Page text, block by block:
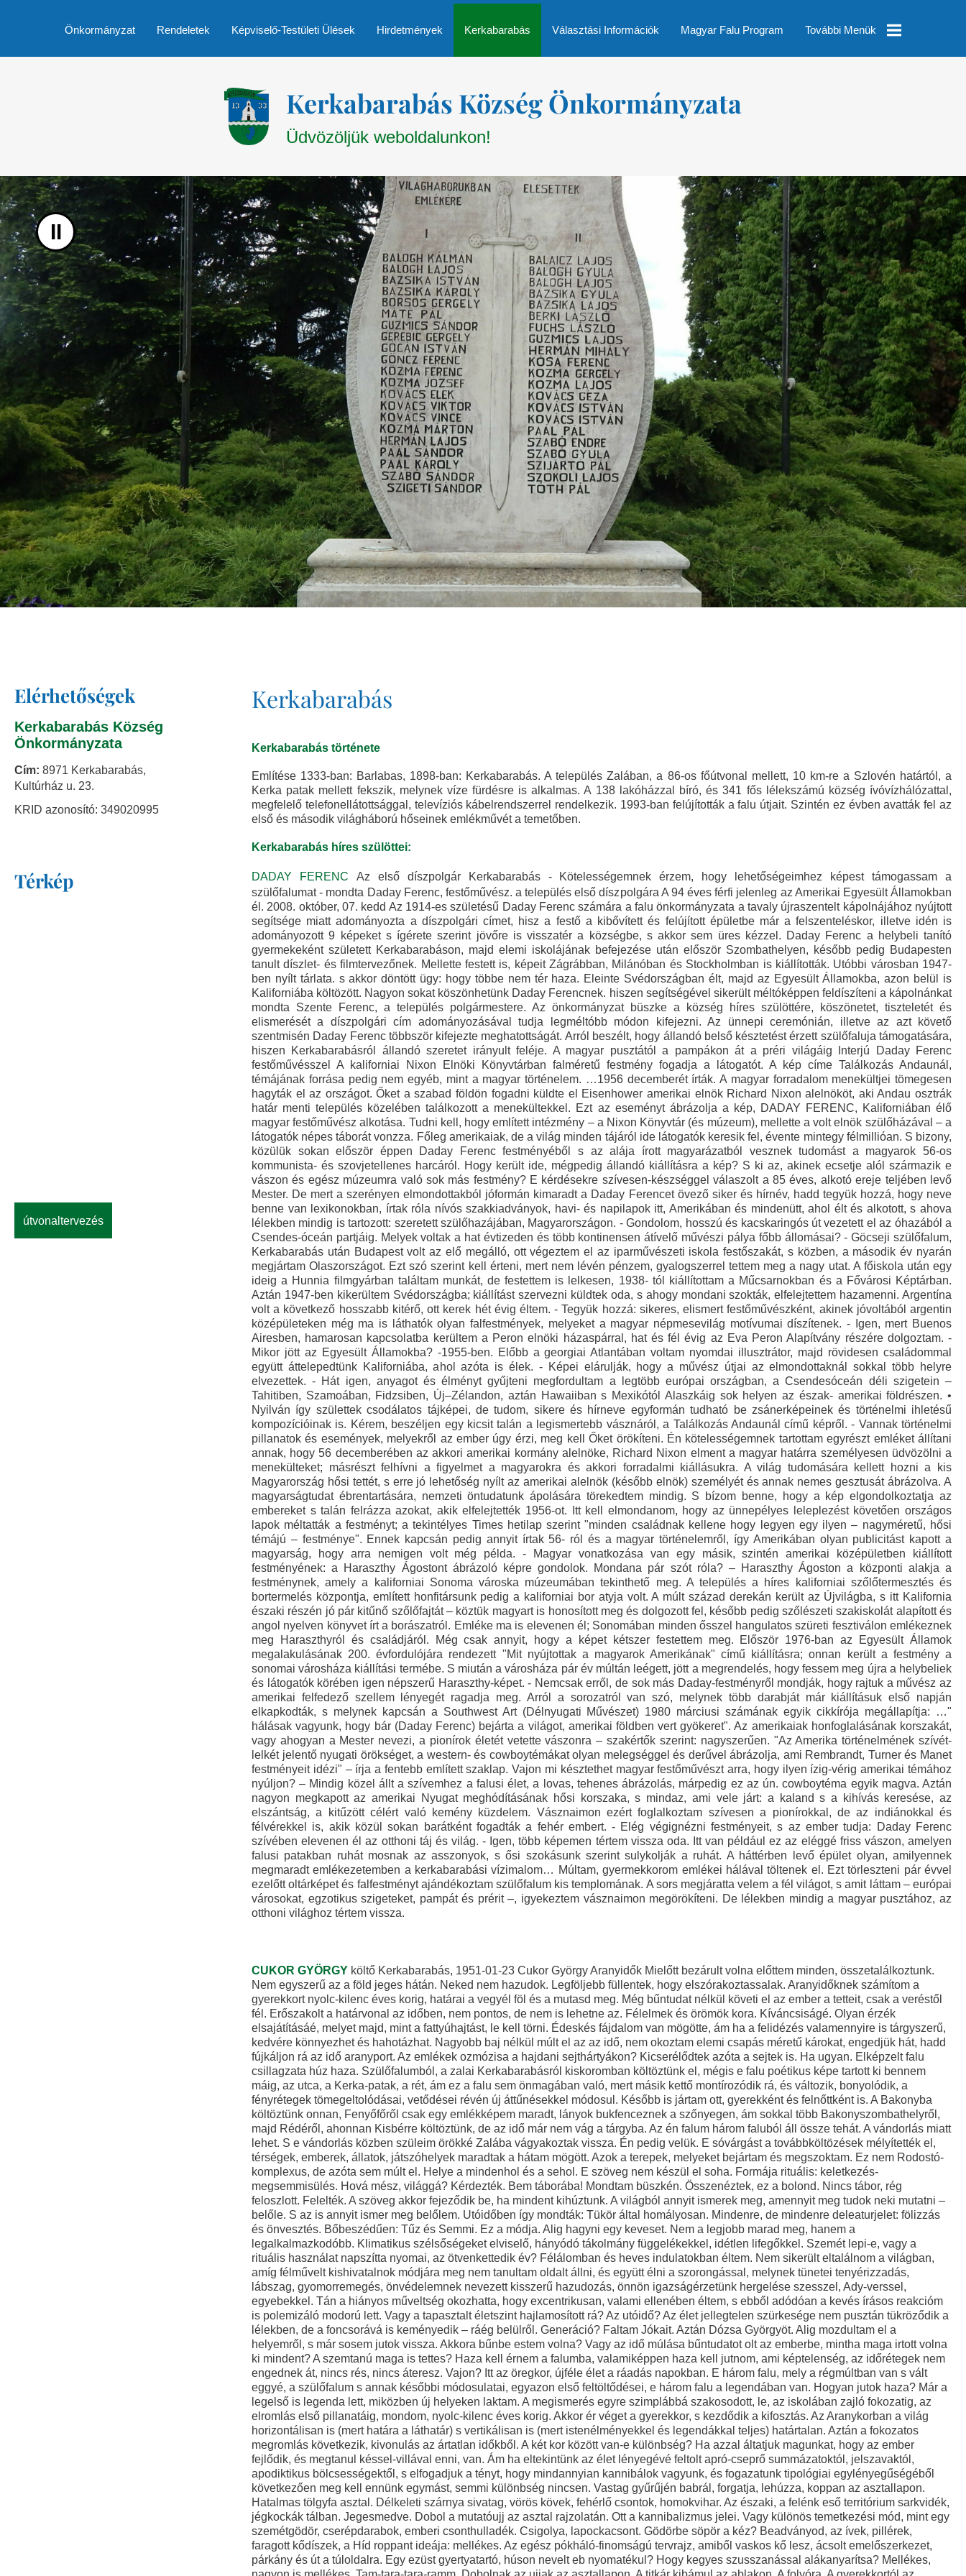
Önkormányzat Rendeletek Képviselő-Testületi Ülések Hirdetmények Kerkabarabás Választási Információk Magyar Falu Program További Menük
Rendelet
Módosítás
Pályázatok
Nyomtatványok
Kerkabarabás
Térkép
Választások
Egészségügy
Óvoda
Vallás
Szálláshelyek
Elérhetőségek
Galéria
Kerkabarabás Község Önkormányzata
Üdvözöljük weboldalunkon!
II
Elérhetőségek
Kerkabarabás Község
Önkormányzata
Cím: 8971 Kerkabarabás,
Kultúrház u. 23.
KRID azonosító: 349020995
Térkép
útvonaltervezés
Kerkabarabás
Kerkabarabás története
Említése 1333-ban: Barlabas, 1898-ban: Kerkabarabás. A település Zalában, a 86-os főútvonal mellett, 10 km-re a Szlovén határtól, a
Kerka patak mellett fekszik, melynek víze fürdésre is alkalmas. A 138 lakóházzal bíró, és 341 fős lélekszámú község ívóvízhálózattal,
megfelelő telefonellátottsággal, televíziós kábelrendszerrel rendelkezik. 1993-ban felújították a falu útjait. Szintén ez évben avatták fel az
első és második világháború hőseinek emlékművét a temetőben.
Kerkabarabás híres szülöttei:
DADAY FERENC
Az első díszpolgár Kerkabarabás - Kötelességemnek érzem, hogy lehetőségeimhez képest támogassam a
szülőfalumat - mondta Daday Ferenc, festőművész. a település első díszpolgára A 94 éves férfi jelenleg az Amerikai Egyesült Államokban
él. 2008. október, 07. kedd Az 1914-es születésű Daday Ferenc számára a falu önkormányzata a tavaly újraszentelt kápolnájához nyújtott
segítsége miatt adományozta a díszpolgári címet, hisz a festő a kibővített és felújított épületbe már a felszenteléskor, illetve idén is
adományozott 9 képeket s ígérete szerint jövőre is visszatér a községbe, s akkor sem üres kézzel. Daday Ferenc a helybeli tanító
gyermekeként született Kerkabarabáson, majd elemi iskolájának befejezése után először Szombathelyen, később pedig Budapesten
tanult díszlet- és filmtervezőnek. Mellette festett is, képeit Zágrábban, Milánóban és Stockholmban is kiállították. Utóbbi városban 1947-
ben nyílt tárlata. s akkor döntött ügy: hogy többe nem tér haza. Eleinte Svédországban élt, majd az Egyesült Államokba, azon belül is
Kaliforniába költözött. Nagyon sokat köszönhetünk Daday Ferencnek. hiszen segítségével sikerült méltóképpen feldíszíteni a kápolnánkat
mondta Szente Ferenc, a település polgármestere. Az önkormányzat büszke a község híres szülöttére, köszönetet, tiszteletét és
elismerését a díszpolgári cím adományozásával tudja legméltóbb módon kifejezni. Az ünnepi ceremónián, illetve az azt követő
szentmisén Daday Ferenc többször kifejezte meghatottságát. Arról beszélt, hogy állandó belső késztetést érzett szülőfaluja támogatására,
hiszen Kerkabarabásról állandó szeretet irányult feléje. A magyar pusztától a pampákon át a préri világáig Interjú Daday Ferenc
festőművésszel A kaliforniai Nixon Elnöki Könyvtárban falméretű festmény fogadja a látogatót. A kép címe Találkozás Andaunál,
témájának forrása pedig nem egyéb, mint a magyar történelem. …1956 decemberét írták. A magyar forradalom menekültjei tömegesen
hagyták el az országot. Őket a szabad földön fogadni küldte el Eisenhower amerikai elnök Richard Nixon alelnököt, aki Andau osztrák
határ menti település közelében találkozott a menekültekkel. Ezt az eseményt ábrázolja a kép, DADAY FERENC, Kaliforniában élő
magyar festőművész alkotása. Tudni kell, hogy említett intézmény – a Nixon Könyvtár (és múzeum), mellette a volt elnök szülőházával – a
látogatók népes táborát vonzza. Főleg amerikaiak, de a világ minden tájáról ide látogatók keresik fel, évente mintegy félmillióan. S bizony,
közülük sokan először éppen Daday Ferenc festményéből s az alája írott magyarázatból vesznek tudomást a magyarok 56-os
kommunista- és szovjetellenes harcáról. Hogy került ide, mégpedig állandó kiállításra a kép? S ki az, akinek ecsetje alól származik e
vászon és egész múzeumra való sok más festmény? E kérdésekre szívesen-készséggel válaszolt a 85 éves, alkotó ereje teljében levő
Mester. De mert a szerényen elmondottakból jóformán kimaradt a Daday Ferencet övező siker és hírnév, hadd tegyük hozzá, hogy neve
benne van lexikonokban, írtak róla nívós szakkiadványok, havi- és napilapok itt, Amerikában és mindenütt, ahol élt és alkotott, s ahova
lélekben mindig is tartozott: szeretett szülőhazájában, Magyarországon. - Gondolom, hosszú és kacskaringós út vezetett el az óhazából a
Csendes-óceán partjáig. Melyek voltak a hat évtizeden és több kontinensen átívelő művészi pálya főbb állomásai? - Göcseji szülőfalum,
Kerkabarabás után Budapest volt az elő megálló, ott végeztem el az iparművészeti iskola festőszakát, s közben, a második év nyarán
megjártam Olaszországot. Ezt szó szerint kell érteni, mert nem lévén pénzem, gyalogszerrel tettem meg a nagy utat. A főiskola után egy
ideig a Hunnia filmgyárban találtam munkát, de festettem is lelkesen, 1938- tól kiállítottam a Műcsarnokban és a Fővárosi Képtárban.
Aztán 1947-ben kikerültem Svédországba; kiállítást szervezni küldtek oda, s ahogy mondani szokták, elfelejtettem hazamenni. Argentína
volt a következő hosszabb kitérő, ott kerek hét évig éltem. - Tegyük hozzá: sikeres, elismert festőművészként, akinek jóvoltából argentin
középületeken még ma is láthatók olyan falfestmények, melyeket a magyar népmesevilág motívumai díszítenek. - Igen, mert Buenos
Airesben, hamarosan kapcsolatba kerültem a Peron elnöki házaspárral, hat és fél évig az Eva Peron Alapítvány részére dolgoztam. -
Mikor jött az Egyesült Államokba? -1955-ben. Előbb a georgiai Atlantában voltam nyomdai illusztrátor, majd rövidesen családommal
együtt áttelepedtünk Kaliforniába, ahol azóta is élek. - Képei elárulják, hogy a művész útjai az elmondottaknál sokkal több helyre
elvezettek. - Hát igen, anyagot és élményt gyűjteni megfordultam a legtöbb európai országban, a Csendesóceán déli szigetein –
Tahitiben, Szamoában, Fidzsiben, Új–Zélandon, aztán Hawaiiban s Mexikótól Alaszkáig sok helyen az észak- amerikai földrészen. •
Nyilván így születtek csodálatos tájképei, de tudom, sikere és hírneve egyformán tudható be zsánerképeinek és történelmi ihletésű
kompozícióinak is. Kérem, beszéljen egy kicsit talán a legismertebb vásznáról, a Találkozás Andaunál című képről. - Vannak történelmi
pillanatok és események, melyekről az ember úgy érzi, meg kell Őket örökíteni. Én kötelességemnek tartottam egyrészt emléket állítani
annak, hogy 56 decemberében az akkori amerikai kormány alelnöke, Richard Nixon elment a magyar határra személyesen üdvözölni a
menekülteket; másrészt felhívni a figyelmet a magyarokra és akkori forradalmi kiállásukra. A világ tudomására kellett hozni a kis
Magyarország hősi tettét, s erre jó lehetőség nyílt az amerikai alelnök (később elnök) személyét és annak nemes gesztusát ábrázolva. A
magyarságtudat ébrentartására, nemzeti öntudatunk ápolására törekedtem mindig. S bízom benne, hogy a kép elgondolkoztatja az
embereket s talán felrázza azokat, akik elfelejtették 1956-ot. Itt kell elmondanom, hogy az ünnepélyes leleplezést követően országos
lapok méltatták a festményt; a tekintélyes Times hetilap szerint "minden családnak kellene hogy legyen egy ilyen – nagyméretű, hősi
témájú – festménye". Ennek kapcsán pedig annyit írtak 56- ról és a magyar történelemről, így Amerikában olyan publicitást kapott a
magyarság, hogy arra nemigen volt még példa. - Magyar vonatkozása van egy másik, szintén amerikai középületben kiállított
festményének: a Haraszthy Ágostont ábrázoló képre gondolok. Mondana pár szót róla? – Haraszthy Ágoston a központi alakja a
festménynek, amely a kaliforniai Sonoma városka múzeumában tekinthető meg. A település a híres kaliforniai szőlőtermesztés és
bortermelés központja, említett honfitársunk pedig a kaliforniai bor atyja volt. A múlt század derekán került az Újvilágba, s itt Kalifornia
északi részén jó pár kitűnő szőlőfajtát – köztük magyart is honosított meg és dolgozott fel, később pedig szőlészeti szakiskolát alapított és
angol nyelven könyvet írt a borászatról. Emléke ma is elevenen él; Sonomában minden ősszel hangulatos szüreti fesztiválon emlékeznek
meg Haraszthyról és családjáról. Még csak annyit, hogy a képet kétszer festettem meg. Először 1976-ban az Egyesült Államok
megalakulásának 200. évfordulójára rendezett "Mit nyújtottak a magyarok Amerikának" című kiállításra; onnan került a festmény a
sonomai városháza kiállítási termébe. S miután a városháza pár év múltán leégett, jött a megrendelés, hogy fessem meg újra a helybeliek
és látogatók körében igen népszerű Haraszthy-képet. - Nemcsak erről, de sok más Daday-festményről mondják, hogy rajtuk a művész az
amerikai felfedező szellem lényegét ragadja meg. Arról a sorozatról van szó, melynek több darabját már kiállításuk első napján
elkapkodták, s melynek kapcsán a Southwest Art (Délnyugati Művészet) 1980 márciusi számának egyik cikkírója megállapítja: …"
hálásak vagyunk, hogy bár (Daday Ferenc) bejárta a világot, amerikai földben vert gyökeret". Az amerikaiak honfoglalásának korszakát,
vagy ahogyan a Mester nevezi, a pionírok életét vetette vászonra – szakértők szerint: nagyszerűen. "Az Amerika történelmének szívét-
lelkét jelentő nyugati örökséget, a western- és cowboytémákat olyan melegséggel és derűvel ábrázolja, ami Rembrandt, Turner és Manet
festményeit idézi" – írja a fentebb említett szaklap. Vajon mi késztethet magyar festőművészt arra, hogy ilyen ízig-vérig amerikai témához
nyúljon? – Mindig közel állt a szívemhez a falusi élet, a lovas, tehenes ábrázolás, márpedig ez az ún. cowboytéma egyik magva. Aztán
nagyon megkapott az amerikai Nyugat meghódításának hősi korszaka, s mindaz, ami vele járt: a kaland s a kihívás keresése, az
elszántság, a kitűzött célért való kemény küzdelem. Vásznaimon ezért foglalkoztam szívesen a pionírokkal, de az indiánokkal és
félvérekkel is, akik közül sokan barátként fogadták a fehér embert. - Elég végignézni festményeit, s az ember tudja: Daday Ferenc
szívében elevenen él az otthoni táj és világ. - Igen, több képemen tértem vissza oda. Itt van például ez az eléggé friss vászon, amelyen
falusi patakban ruhát mosnak az asszonyok, s ősi szokásunk szerint sulykolják a ruhát. A háttérben levő épület olyan, amilyennek
megmaradt emlékezetemben a kerkabarabási vízimalom… Múltam, gyermekkorom emlékei hálával töltenek el. Ezt törleszteni pár évvel
ezelőtt oltárképet és falfestményt ajándékoztam szülőfalum kis templomának. A sors megjáratta velem a fél világot, s amit láttam – európai
városokat, egzotikus szigeteket, pampát és prérit –, igyekeztem vásznaimon megörökíteni. De lélekben mindig a magyar pusztához, az
otthoni világhoz tértem vissza.
CUKOR GYÖRGY költő Kerkabarabás, 1951-01-23 Cukor György Aranyidők Mielőtt bezárult volna előttem minden, összetalálkoztunk. Nem egyszerű az a föld jeges hátán. Neked nem hazudok. Legföljebb füllentek, hogy elszórakoztassalak. Aranyidőknek számítom a gyerekkort nyolc-kilenc éves korig, határai a vegyél föl és a mutasd meg. Még bűntudat nélkül követi el az ember a tetteit, csak a veréstől fél. Erőszakolt a határvonal az időben, nem pontos, de nem is lehetne az. Félelmek és örömök kora. Kíváncsiságé. Olyan érzék elsajátításáé, melyet majd, mint a fattyúhajtást, le kell törni. Édeskés fájdalom van mögötte, ám ha a felidézés valamennyire is tárgyszerű, kedvére könnyezhet és hahotázhat. Nagyobb baj nélkül múlt el az az idő, nem okoztam elemi csapás méretű károkat, engedjük hát, hadd fújkáljon rá az idő aranyport. Az emlékek ozmózisa a hajdani sejthártyákon? Kicserélődtek azóta a sejtek is. Ha ugyan. Elképzelt falu csillagzata húz haza. Szülőfalumból, a zalai Kerkabarabásról kiskoromban költöztünk el, mégis e falu poétikus képe tartott ki bennem máig, az utca, a Kerka-patak, a rét, ám ez a falu sem önmagában való, mert másik kettő montírozódik rá, és változik, bonyolódik, a fényrétegek tömegeltolódásai, vetődései révén új áttűnésekkel módosul. Később is jártam ott, gyerekként és felnőttként is. A Bakonyba költöztünk onnan, Fenyőfőről csak egy emlékképem maradt, lányok bukfenceznek a szőnyegen, ám sokkal több Bakonyszombathelyről, majd Rédéről, ahonnan Kisbérre költöztünk, de az idő már nem vág a tárgyba. Az én falum három faluból áll össze tehát. A vándorlás miatt lehet. S e vándorlás közben szüleim örökké Zalába vágyakoztak vissza. Én pedig velük. E sóvárgást a továbbköltözések mélyítették el, térségek, emberek, állatok, játszóhelyek maradtak a hátam mögött. Azok a terepek, melyeket bejártam és megszoktam. Ez nem Rodostó-komplexus, de azóta sem múlt el. Helye a mindenhol és a sehol. E szöveg nem készül el soha. Formája rituális: keletkezés-megsemmisülés. Hová mész, világgá? Kérdezték. Bem táborába! Mondtam büszkén. Összenéztek, ez a bolond. Nincs tábor, rég feloszlott. Felelték. A szöveg akkor fejeződik be, ha mindent kihúztunk. A világból annyit ismerek meg, amennyit meg tudok neki mutatni – belőle. S az is annyit ismer meg belőlem. Utóidőben így mondták: Tükör által homályosan. Mindenre, de mindenre deleaturjelet: fölizzás és önvesztés. Bőbeszédűen: Tűz és Semmi. Ez a módja. Alig hagyni egy keveset. Nem a legjobb marad meg, hanem a legalkalmazkodóbb. Klimatikus szélsőségeket elviselő, hányódó tákolmány függelékekkel, idétlen lifegőkkel. Szemét lepi-e, vagy a rituális használat napszítta nyomai, az ötvenkettedik év? Félálomban és heves indulatokban éltem. Nem sikerült eltalálnom a világban, amíg félművelt kishivatalnok módjára meg nem tanultam oldalt állni, és együtt élni a szorongással, melynek tünetei tenyérizzadás, lábszag, gyomorremegés, önvédelemnek nevezett kisszerű hazudozás, önnön igazságérzetünk hergelése szesszel, Ady-verssel, egyebekkel. Tán a hiányos műveltség okozhatta, hogy excentrikusan, valami ellenében éltem, s ebből adódóan a kevés írásos reakcióm is polemizáló modorú lett. Vagy a tapasztalt életszint hajlamosított rá? Az utóidő? Az élet jellegtelen szürkesége nem pusztán tükröződik a lélekben, de a foncsorává is keményedik – ráég belülről. Generáció? Faltam Jókait. Aztán Dózsa Györgyöt. Alig mozdultam el a helyemről, s már sosem jutok vissza. Akkora bűnbe estem volna? Vagy az idő múlása bűntudatot olt az emberbe, mintha maga irtott volna ki mindent? A szemtanú maga is tettes? Haza kell érnem a falumba, valamiképpen haza kell jutnom, ami képtelenség, az időrétegek nem engednek át, nincs rés, nincs áteresz. Vajon? Itt az öregkor, újféle élet a ráadás napokban. E három falu, mely a régmúltban van s vált eggyé, a szülőfalum s annak későbbi módosulatai, egyazon első feltöltődései, e három falu a legendában van. Hogyan jutok haza? Már a legelső is legenda lett, miközben új helyeken laktam. A megismerés egyre szimplábbá szakosodott, le, az iskolában zajló fokozatig, az elromlás első pillanatáig, mondom, nyolc-kilenc éves korig. Akkor ér véget a gyerekkor, s kezdődik a kifosztás. Az Aranykorban a világ horizontálisan is (mert határa a láthatár) s vertikálisan is (mert istenélményekkel és legendákkal teljes) határtalan. Aztán a fokozatos megromlás következik, kivonulás az ártatlan időkből. A két kor között van-e különbség? Ha azzal áltatjuk magunkat, hogy az ember fejlődik, és megtanul késsel-villával enni, van. Ám ha eltekintünk az élet lényegévé feltolt apró-cseprő summázatoktól, jelszavaktól, apodiktikus bölcsességektől, s elfogadjuk a tényt, hogy mindannyian kannibálok vagyunk, és fogazatunk tipológiai egylényegűségéből következően meg kell ennünk egymást, semmi különbség nincsen. Vastag gyűrűjén babrál, forgatja, lehúzza, koppan az asztallapon. Hatalmas tölgyfa asztal. Délkeleti szárnya sivatag, vörös kövek, fehérlő csontok, homokvihar. Az északi, a felénk eső territórium sarkvidék, jégkockák tálban. Jegesmedve. Dobol a mutatóujj az asztal rajzolatán. Ott a kannibalizmus jelei. Vagy különös temetkezési mód, mint egy szemétgödör, cserépdarabok, emberi csonthulladék. Csigolya, lapockacsont. Gödörbe söpör a kéz? Beadványod, az ívek, pillérek, faragott kődíszek, a Híd roppant ideája: mellékes. Az egész pókháló-finomságú tervrajz, amiből vaskos kő lesz, ácsolt emelőszerkezet, párkány és út a túloldalra. Egy ezüst gyertyatartó, húson nevelt eb nyomatékul? Hogy kegyes szusszanással alákanyarítsa? Mellékes, nagyon is mellékes. Tam-tara-tara-ramm. Dobolnak az ujjak az asztallapon. A titkár kibámul az ablakon. A folyóra. A gyerekkortól az öregkorig leírtunk egy vargabetűt, most pedig visszatérünk, fáradtan közeledünk a zöld pagonyon. Sok mindent összeszedtünk és eldobáltunk azóta. Visszahoztunk pár emlékképet, s az ember találmányát, a szót. Mely gyakorlatiassága és rítusszerűsége ellenére köznapi jelenség, olykor érezzük ugyan szertartásjellegét, elemzést nem, csak néhány megjegyzést kíván: egyszerre rögződik benne a felfedező kíváncsiság és az ellenszegülés nélküli beleveszés. A szó a Haza is egyben, de anyanyelvén is hazátlanítható az ember. Rajongunk érte, mint a levegőért, megszoktuk, a hiánya tehát halálos veszély. Természete szerint a gondolat eszköze és megnyilvánulása, az összegzésé tehát, s időben csak az első benyomások után jutunk el hozzá. Kiszakítottságérzetünk kifejezésének is eszköze, s egyben leleplező jele: ami ittlétünkben egyedi és egyéni volt, az a szó révén általános vélekedésekbe ágyazódik – így kétségtelenül a magányosságból is kivezet –, s egyúttal el is veszítheti az érzékekben lappangó részleteket, az újdonságjelleget. A beszédet elölről kell kezdeni mindig. Mozdulatlanság a mozgásban, egyre szorosabb kötődés a végtelen múlthoz. Olyan honfoglalás, melyet mások rég elvégeztek előttünk, s mi az ő jelenbe tett emlékeiket új minőségben éljük újra, ám azzal a természetességgel, ahogy kenyérért nyúlunk. A szóvesztés elektrosokkja a teljes múltat törli ki. Azóta változott-e valamit is az ember, hogy Savanyú Jóska volt a példaképe? Az emberben lakó állat, de ne ítéljük meg szigorúan, addig-addig húzódott beljebb, hogy alig mutatkozik, ám öregkorban – ami annyit tesz, hogy az ember kíváncsisága ismét a régi, s amit észrevesz, abban egyre több az ismétlődés, a refrén és a repeta – a gyerekkori állat az öregséggel előbújik ismét, megint kérdez. Kérdései ugyanazok, mint hajdan. A gyerekkori állat éppilyen védtelen és érzékeny volt, mint ez a mai. Nem vénült meg. Kérdései teljesen haszontalanok, és egyáltalán nem praktikusak. Elhagyta rég a miértet, mert hozzá kellett szoknia, hogy a világ ugyanolyan maradt, mint volt; noha eleget gyalulódott és kopott benne, és bármit tett is hozzá szépítőleg, az mind elszállt a hideg űrbe. A miért azért is vált oktalanná, mert a gyerek s majd a felnőtt lelkét pallérozó nagy, transzcendens gondolat, a bűn–büntetés kettős, eligazító pólusa között nincs oksági összefüggés. Túl egyszerű is volna az igazságtévő eszme. Erre rá kellett jönnöm, s nem tartom szentséggyalázásnak, ha megemlítem olykor. Az ifjúkor, melyre az öregség hebehurgya hirtelenséggel érkezik meg, még az idétlen hőzöngésé, test-téren túlra hadonászó gesztusoké, szereplésvágyé, önmutogatásé, egyszóval hiúságé. Az öregkor mégis nyugtalanabb, de a csendet keresi: nem hall. Amúgy éles a hallása, mert megnőtt a füle, hatalmas, lebegő vitorláiba kap a szél, midőn az esti utcán sántítva viszi személyét. Nem hall, azaz visszamenőleg nem hall, mert elszántan elfelejti, amit hallott ugyan, de lényegtelennek vélt. Így is lehet siketet játszani. Miféle kérdései lehetnek? Mivel a világ megismeréséről, a dolgok ismétlődése ellenére, puszta kényszerből nem hajlandó lemondani, újfent horgadozik lelkében a gyerekkori állat, a milyen? Eredendő kérdése pedig a mi? És ami szeme elé kerül, az egy elunt sablon elvásott variánsa-e, vagy eredeti alakzat friss, eleven megjelenése? Tompa, szemvízben úszó tekintetét, melynek alján kéken áttetszik már a bambaság iszapja, a látványra függeszti. A szem körül ráncok, alatta táskák és bőrfittyenetek, a látás szervének utószezonja. Hosszú orrát, melyet a bánkódás megnövesztett, szereti mindenütt ott szeleltetni, fölemelne minden fedőt, s alászimatolna. Hovatovább csak hallgat, néz és szaglászik, mint valami passzionátus besúgó. Úgy próbál hasonulni, hogy maga is másról beszél, akár a többi ember. A világ olykor fullasztóan szürke, kiszínezi hazugságokkal, melyeknek elemei mégis az eredetihez hasonlítanak. Füllentget. Kelt némi zajt, neszez, amit maga sem vesz komolyan. Arra jó az öreg, hogy hajtsa a köszörűkövet. Eljátszik, hadd szálljon a szikra. A világot gyerek tudja szétszerelni, kibogozni. Mert a világnak belseje van. A gyerek belenyúl, és elszalad. Visszafordul, és bevágtat a világ közepébe, be a világszintek közé. Ám egyik világszinten sincs a helyén semmi. Rengeteg hát a tennivalója, mert amit odatettek (- stószoltak, -szögeztek, -cipeltek, -biggyesztettek, -támasztottak, -deponáltak